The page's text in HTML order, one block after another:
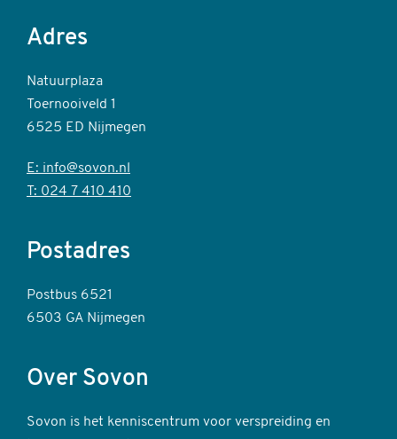
Adres
Natuurplaza
Toernooiveld 1
6525 ED Nijmegen
E: info@sovon.nl
T: 024 7 410 410
Postadres
Postbus 6521
6503 GA Nijmegen
Over Sovon
Sovon is het kenniscentrum voor verspreiding en